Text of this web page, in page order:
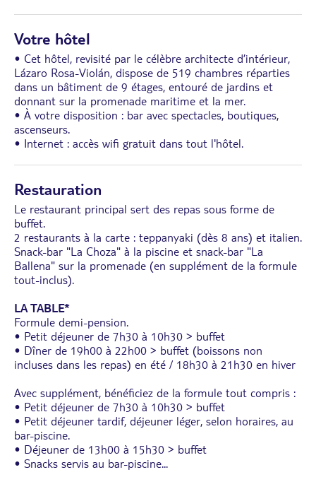
Votre hôtel
• Cet hôtel, revisité par le célèbre architecte d’intérieur,
Lázaro Rosa-Violán, dispose de 519 chambres réparties
dans un bâtiment de 9 étages, entouré de jardins et
donnant sur la promenade maritime et la mer.
• À votre disposition : bar avec spectacles, boutiques,
ascenseurs.
• Internet : accès wifi gratuit dans tout l'hôtel.
Restauration
Le restaurant principal sert des repas sous forme de
buffet.
2 restaurants à la carte : teppanyaki (dès 8 ans) et italien.
Snack-bar "La Choza" à la piscine et snack-bar "La
Ballena" sur la promenade (en supplément de la formule
tout-inclus).
LA TABLE*
Formule demi-pension.
• Petit déjeuner de 7h30 à 10h30 > buffet
• Dîner de 19h00 à 22h00 > buffet (boissons non
incluses dans les repas) en été / 18h30 à 21h30 en hiver
Avec supplément, bénéficiez de la formule tout compris :
• Petit déjeuner de 7h30 à 10h30 > buffet
• Petit déjeuner tardif, déjeuner léger, selon horaires, au
bar-piscine.
• Déjeuner de 13h00 à 15h30 > buffet
• Snacks servis au bar-piscine...